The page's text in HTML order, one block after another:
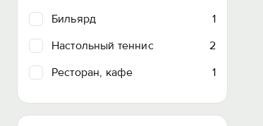
Бильярд
1
Настольный теннис
2
Ресторан, кафе
1